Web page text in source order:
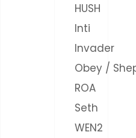
HUSH
Inti
Invader
Obey /
ROA
Seth
WEN2